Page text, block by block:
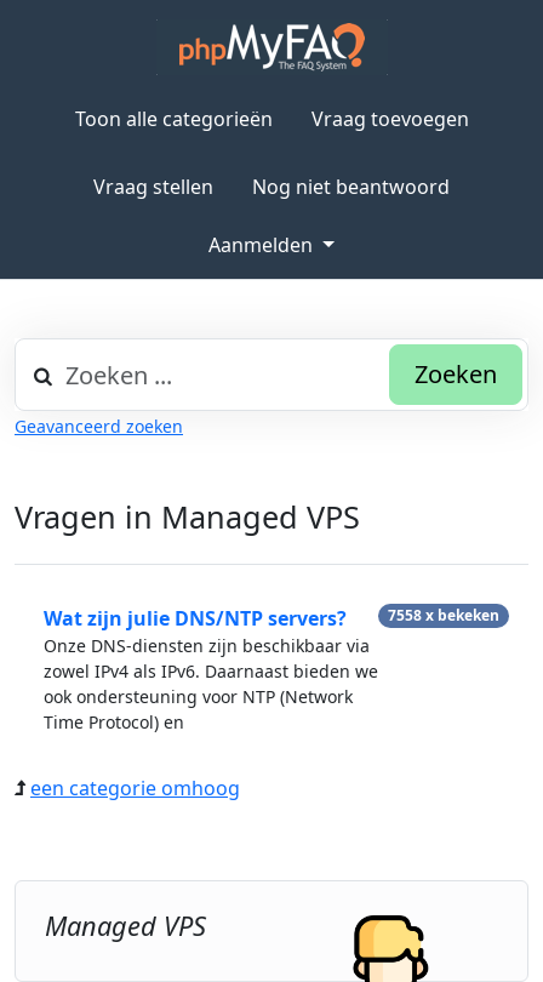
Toon alle categorieën Vraag toevoegen
Vraag stellen Nog niet beantwoord
Aanmelden
Zoeken
Geavanceerd zoeken
Vragen in Managed VPS
Wat zijn julie DNS/NTP servers?
Onze DNS-diensten zijn beschikbaar via
zowel IPv4 als IPv6. Daarnaast bieden we
ook ondersteuning voor NTP (Network
Time Protocol) en
7558 x bekeken
een categorie omhoog
Managed VPS